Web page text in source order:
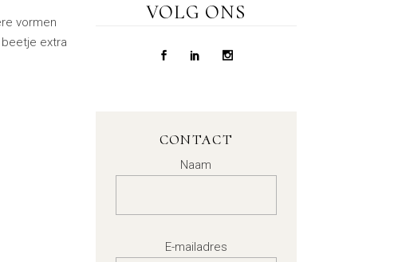
vormen
extra
VOLG ONS
CONTACT
Naam
E-mailadres